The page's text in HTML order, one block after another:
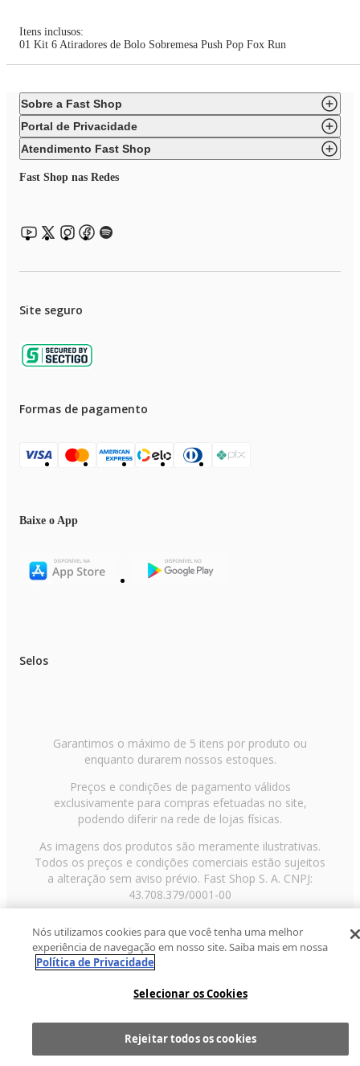
Itens inclusos:
01 Kit 6 Atiradores de Bolo Sobremesa Push Pop Fox Run
Sobre a Fast Shop
Portal de Privacidade
Atendimento Fast Shop
Fast Shop nas Redes
Site seguro
Formas de pagamento
Baixe o App
Selos
Garantimos o máximo de 5 itens por produto ou
enquanto durarem nossos estoques.
Preços e condições de pagamento válidos
exclusivamente para compras efetuadas no site,
podendo diferir na rede de lojas físicas.
As imagens dos produtos são meramente ilustrativas.
Todos os preços e condições comerciais estão sujeitos
a alteração sem aviso prévio. Fast Shop S. A. CNPJ:
43.708.379/0001-00
Paulo/SP, CEP 02029-001, Telefone: 11 3003-3728 ©
2013 Fast Shop - Todos os direitos reservadosRF
Nós utilizamos cookies para que você tenha uma melhor
experiência de navegação em nosso site. Saiba mais em nossa
Política de Privacidade
Selecionar os Cookies
Rejeitar todos os cookies